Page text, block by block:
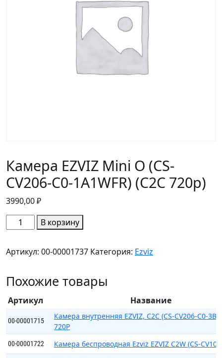
Камера EZVIZ Mini O (CS-
CV206-C0-1A1WFR) (С2С 720р)
3990,00₽
Количество
товара
EZVIZ
O
CV206-
C0-
(С2С
720р)
В корзину
Артикул: 00-00001737 Категория: Ezviz
Похожие товары
Артикул Название
00-00001715
Камера внутренняя EZVIZ, C2C (CS-CV206-C0-
720P
00-00001722 Камера беспроводная Ezviz EZVIZ C2W (CS-